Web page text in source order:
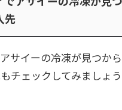
先
サイーの冷凍が見つか
チェックしてみましょう